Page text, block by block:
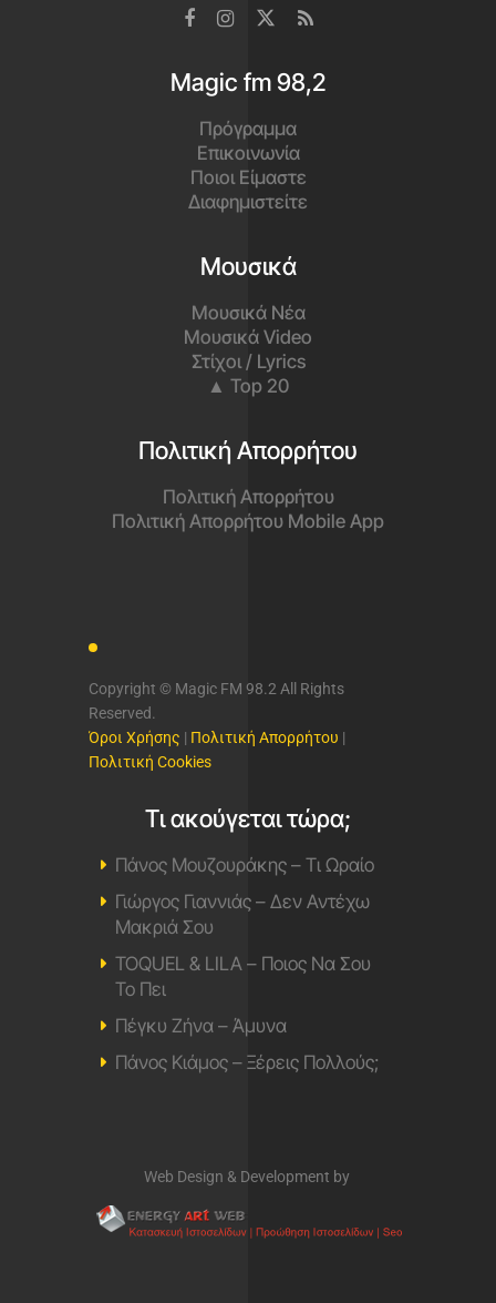
Magic fm 98,2
Πρόγραμμα
Επικοινωνία
Ποιοι Είμαστε
Διαφημιστείτε
Μουσικά
Μουσικά Νέα
Μουσικά Video
Στίχοι / Lyrics
▲ Top 20
Πολιτική Απορρήτου
Πολιτική Απορρήτου
Πολιτική Απορρήτου Mobile App
Copyright © Magic FM 98.2 All Rights
Reserved.
Όροι Χρήσης | Πολιτική Απορρήτου |
Πολιτική Cookies
Τι ακούγεται τώρα;
Πάνος Μουζουράκης – Τι Ωραίο
Γιώργος Γιαννιάς – Δεν Αντέχω
Μακριά Σου
TOQUEL & LILA – Ποιος Να Σου
Το Πει
Πέγκυ Ζήνα – Άμυνα
Πάνος Κιάμος – Ξέρεις Πολλούς;
Web Design & Development by